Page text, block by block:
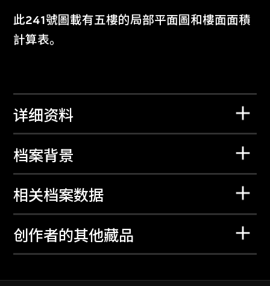
此241號圖載有五樓的局部平面圖和樓面面積
計算表。
详细资料
档案背景
相关档案数据
创作者的其他藏品